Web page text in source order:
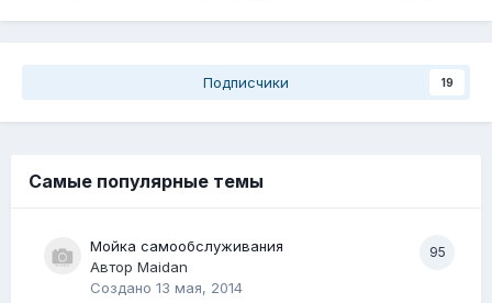
Подписчики 19
Самые популярные темы
95
Мойка самообслуживания
Автор Maidan
Создано 13 мая, 2014